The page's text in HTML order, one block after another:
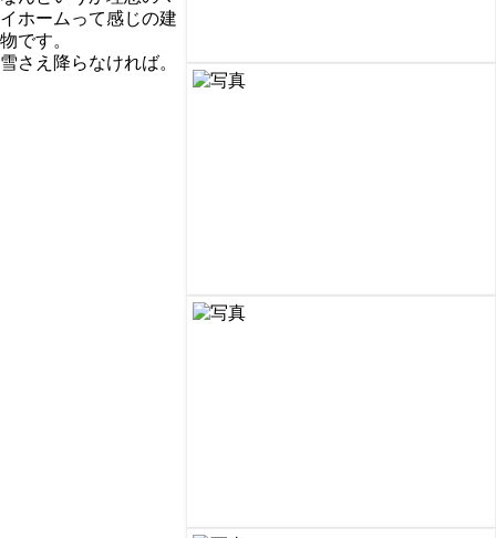
イホームって感じの建
物です。
雪さえ降らなければ。